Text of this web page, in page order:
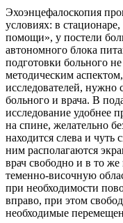
Эхоэнцефалоскопия
условиях: в
помощи», у постели
автономного блока
подготовки больного
методическим
исследователей,
больного и врача. В
исследование удобнее
на спине, желательно
находится слева и чуть
ним располагаются
врач свободно и в то
теменно-височную
при необходимости
вправо, при этом
необходимые